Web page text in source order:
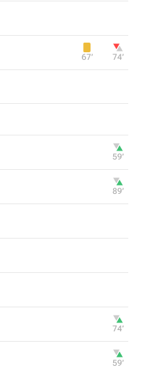
67‎’‎ 74‎’‎
59‎’‎
89‎’‎
74‎’‎
59‎’‎